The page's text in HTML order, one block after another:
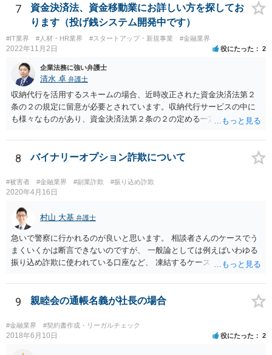
た方が良いです。 合意書など法的な書面は文言によって効果が変わり
得るので、弁護士にご事情を伝えて直接相談、合意書の作成を依頼す
ることをお勧めいたします。
7
資金決済法、資金移動業にお詳しい方を探してお
ります（投げ銭システム開発中です）
#IT業界 #人材・HR業界 #スタートアップ・新規事業 #金融業界
2022年11月2日 役にたった 2
企業法務に強い弁護士
清水 卓 弁護士
収納代行を活用するスキームの場合、近時改正された資金決済法第２
条の２の規定に留意が必要とされています。収納代行サービスの中に
も様々なものがあり、資金決済法第２条の２の定める一定の要件（内
ことが明らかにされました。 この資金決済法第２条の２の定める一
定の要件（内閣府令で定める要件も含む）については、該当条文を見
るだけではなかなか理解し難いところがあるかと思いますし、この掲
示板で回答するには限界がありますので、この分野に詳しそうな弁護
士の方に直接相談なさってみて下さい。 （資金決済法） 第二条の二
の委託、受取人からの金銭債権の譲受けその他これらに類する方法に
より、当該金銭債権に係る債務者又は当該債務者からの委託（二以上
の段階にわたる委託を含む。）その他これに類する方法により支払を
行う者から弁済として資金を受け入れ、又は他の者に受け入れさせ、
当該受取人に当該資金を移動させる行為（当該資金を当該受取人に交
く。）であることその他の内閣府令で定める要件を満たすものは、為
8 バイナリーオプション詐欺について
#被害者 #金融業界 #副業詐欺 #振り込め詐欺
2020年4月16日
村山 大基 弁護士
急いで警察に行かれるのが良いと思います。 相談者さんのケースでう
まくいくかは断言できないのですが、 一般論としては例えばいわゆる
振り込め詐欺に使われている口座など、 凍結するケースもありますの
9 親睦会の通帳名義が社長の場合
#金融業界 #契約書作成・リーガルチェック
2018年6月10日 役にたった 2